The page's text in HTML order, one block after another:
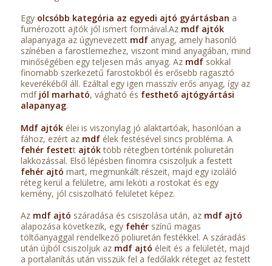
Egy olcsóbb kategória az egyedi ajtó gyártásban a
furnérozott ajtók jól ismert formáival.Az mdf ajtók
alapanyaga az úgynevezett mdfanyag, amely hasonló
színében a farostlemezhez, viszont mind anyagában, mind
minőségében egy teljesen más anyag. Azmdfsokkal
finomabb szerkezetű farostokból és erősebb ragasztó
keverékéből áll. Ezáltal egy igen masszív erős anyag, így az
mdf jól marható, vágható és festhető ajtógyártási
alapanyag.
Mdf ajtókélei is viszonylag jó alaktartóak, hasonlóan a
fához, ezért az mdfélek festésével sincs probléma. A
fehér festettajtóktöbb rétegben történik poliuretán
lakkozással. Első lépésben finomra csiszoljuk a festett
fehér ajtó mart, megmunkált részeit, majd egy izoláló
réteg kerül a felületre, ami leköti a rostokat és egy
kemény, jól csiszolható felületet képez.
Az mdf ajtó száradása és csiszolása után, az mdf ajtó
alapozása következik, egy fehérszínű magas
töltőanyaggal rendelkező poliuretán festékkel. A száradás
után újból csiszoljuk az mdf ajtó éleit és a felületét, majd
a portalanítás után visszük fel a fedőlakk réteget az festett